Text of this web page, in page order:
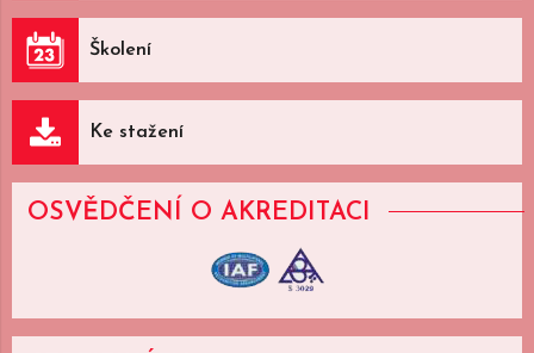
Školení
Ke stažení
OSVĚDČENÍ O AKREDITACI